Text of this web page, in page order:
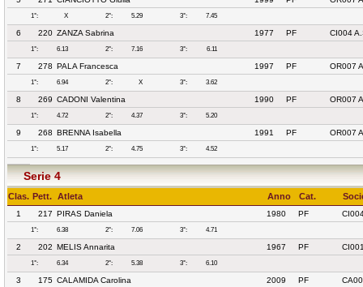
1°: X 2°: 5.29 3°: 7.45
6 220 ZANZA Sabrina 1977 PF CI004
1°: 6.13 2°: 7.16 3°: 6.11
7 278 PALA Francesca 1997 PF OR007
1°: 6.94 2°: X 3°: 3.62
8 269 CADONI Valentina 1990 PF OR007
1°: 4.72 2°: 4.37 3°: 5.20
9 268 BRENNA Isabella 1991 PF OR007
1°: 5.17 2°: 4.75 3°: 4.52
Serie 4
Clas. Pett. Atleta Anno Cat.
1 217 PIRAS Daniela 1980 PF
1°: 6.38 2°: 7.06 3°: 4.71
2 202 MELIS Annarita 1967 PF
1°: 6.34 2°: 5.38 3°: 6.10
3 175 CALAMIDA Carolina 2009 PF